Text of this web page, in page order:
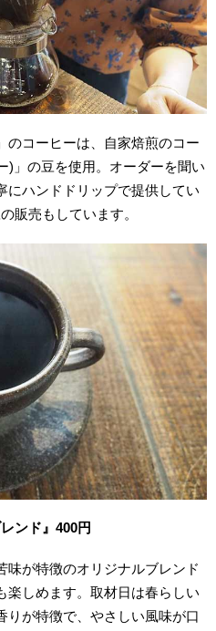
のコーヒーは、自家焙煎のコー
)」の豆を使用。オーダーを聞い
にハンドドリップで提供してい
販売もしています。
レンド』400円
味が特徴のオリジナルブレンド
楽しめます。取材日は春らしい
りが特徴で、やさしい風味が口